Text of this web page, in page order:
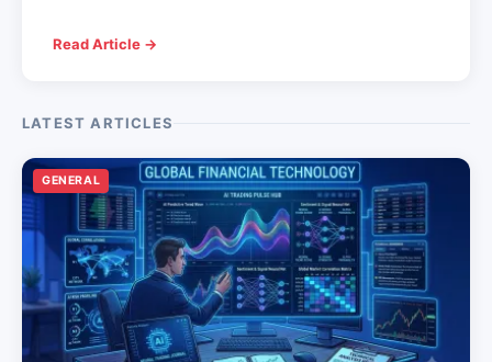
Read Article →
LATEST ARTICLES
GENERAL